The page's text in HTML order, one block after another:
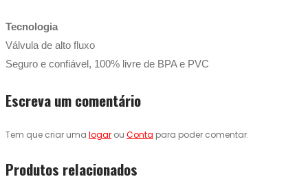
Tecnologia
Válvula de alto fluxo
Seguro e confiável, 100% livre de BPA e PVC
Escreva um comentário
Tem que criar uma logar ou Conta para poder comentar.
Produtos relacionados